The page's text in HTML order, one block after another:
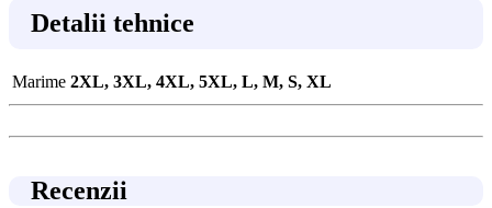
Detalii tehnice
Marime 2XL, 3XL, 4XL, 5XL, L, M, S, XL
Recenzii